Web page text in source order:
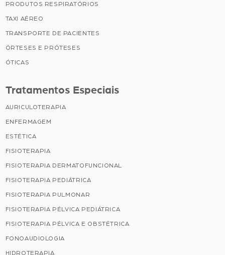
PRODUTOS RESPIRATÓRIOS
TAXI AÉREO
TRANSPORTE DE PACIENTES
ÓRTESES E PRÓTESES
ÓTICAS
Tratamentos Especiais
AURICULOTERAPIA
ENFERMAGEM
ESTÉTICA
FISIOTERAPIA
FISIOTERAPIA DERMATOFUNCIONAL
FISIOTERAPIA PEDIÁTRICA
FISIOTERAPIA PULMONAR
FISIOTERAPIA PÉLVICA PEDIÁTRICA
FISIOTERAPIA PÉLVICA E OBSTÉTRICA
FONOAUDIOLOGIA
HIDROTERAPIA